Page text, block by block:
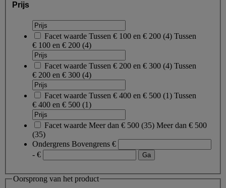
Prijs
Facet waarde Tussen € 100 en € 200 (4) Tussen
€ 100 en € 200 (4)
Facet waarde Tussen € 200 en € 300 (4) Tussen
€ 200 en € 300 (4)
Facet waarde Tussen € 400 en € 500 (1) Tussen
€ 400 en € 500 (1)
Facet waarde Meer dan € 500 (35) Meer dan € 500
(35)
Ondergrens Bovengrens €
- €
Oorsprong van het product